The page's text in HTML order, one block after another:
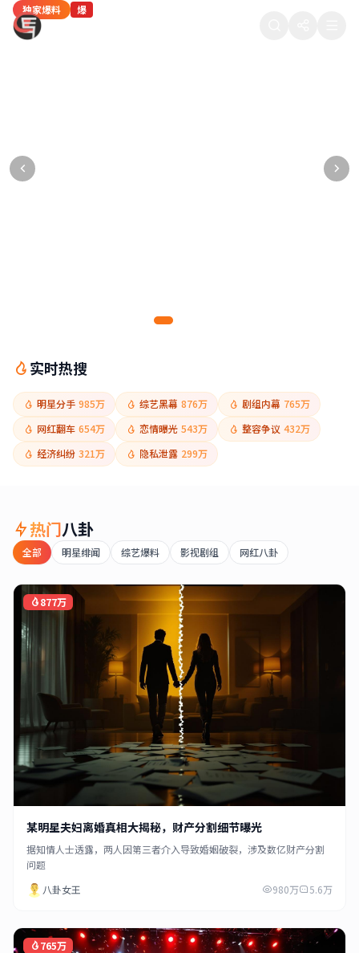
88在线吃瓜
独家爆料 爆
某顶流男星被曝深夜密会神秘女子，工作室紧
热门八卦 热
当红女星疑似隐婚生子，医院产检照片被流出
独家爆料 爆
某导演潜规则多名女演员，聊天记录被公开
热门八卦 热
热门综艺剪辑争议：某选手被淘汰的真实原因
网红八卦 新
知名网红直播间翻车，产品质量问题引众怒
实时热搜
明星分手 985万 综艺黑幕 876万 剧组内幕 765万
网红翻车 654万 恋情曝光 543万 整容争议 432万
经济纠纷 321万 隐私泄露 299万
热门八卦
全部 明星绯闻 综艺爆料 影视剧组 网红八卦
877万
某明星夫妇离婚真相大揭秘，财产分割细节曝光
据知情人士透露，两人因第三者介入导致婚姻破裂，涉及数亿财产分割
问题
八卦女王
980万 5.6万
765万